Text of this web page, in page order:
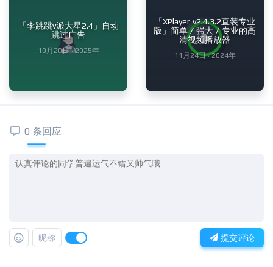
「李跳跳v派大星2.4」自动
跳过广告
10月20日 · 2025年
「XPlayer v2.4.3.2直装专业
版」简单 / 强大 / 专业的高
清视频播放器
11月24日 · 2024年
0 条回应
昵称 提交评论